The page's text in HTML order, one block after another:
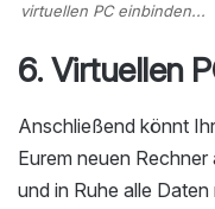
virtuellen PC einbinden...
6. Virtuellen
Anschließend könnt
Eurem neuen
und in Ruhe alle